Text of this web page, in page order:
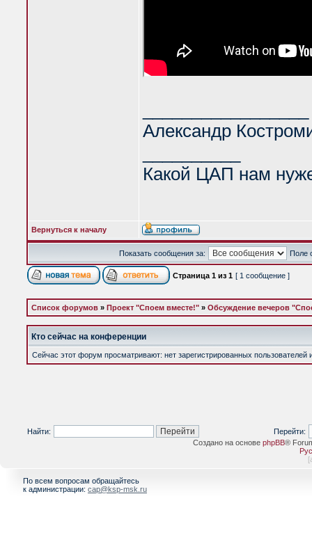
Александр
Какой ЦАП нам
Вернуться к началу
Показать сообщения за: Поле
Страница 1 из 1 [ 1 сообщение ]
Список форумов » Проект "Споем вместе!" » Обсуждение вечеров
Кто сейчас на конференции
Сейчас этот форум просматривают: нет зарегистрированных пользователей
Найти:
Перейти:
Создано на основе phpBB®
[
По всем вопросам обращайтесь
к администрации: cap@ksp-msk.ru